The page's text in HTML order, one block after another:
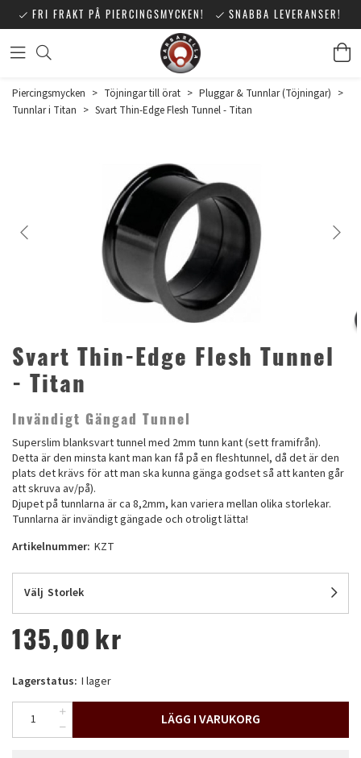
FRI FRAKT PÅ PIERCINGSMYCKEN! SNABBA LEVERANSER!
Piercingsmycken > Töjningar till örat > Pluggar & Tunnlar (Töjningar) >
Tunnlar i Titan > Svart Thin-Edge Flesh Tunnel - Titan
Svart Thin-Edge Flesh Tunnel
- Titan
Invändigt Gängad Tunnel
Superslim blanksvart tunnel med 2mm tunn kant (sett framifrån).
Detta är den minsta kant man kan få på en fleshtunnel, då det är den
plats det krävs för att man ska kunna gänga godset så att kanten går
att skruva av/på).
Djupet på tunnlarna är ca 8,2mm, kan variera mellan olika storlekar.
Tunnlarna är invändigt gängade och otroligt lätta!
Artikelnummer: KZT
Välj Storlek
135,00 kr
Lagerstatus: I lager
LÄGG I VARUKORG